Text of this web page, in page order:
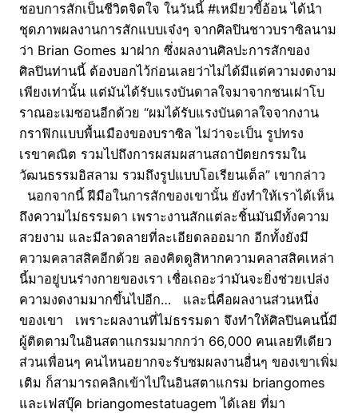
ชอบการสักเป็นชีวิตจิตใจ ในวันนี้ #เหมียวขี้อ้อน ได้นำ
ชุดภาพผลงานการสักแบบเจ๋งๆ จากศิลปินชาวบราซิลนาม
ว่า Brian Gomes มาฝาก ซึ่งผลงานศิลปะการสักของ
ศิลปินท่านนี้ ต้องบอกไว้ก่อนเลยว่าไม่ได้มีแต่ความงดงาม
เพียงเท่านั้น แต่มันได้รับแรงบันดาลใจมาจากชนเผ่าโบ
ราณอะเมซอนอีกด้วย “ผมได้รับแรงบันดาลใจจากงาน
กราฟิกแบบพื้นเมืองของบราซิล ไม่ว่าจะเป็น รูปทรง
เรขาคณิต รวมไปถึงการผสมผสานสถาปัตยกรรมใน
วัฒนธรรมอิสลาม รวมถึงรูปแบบโอเรียนเต็ล” เขากล่าว
นอกจากนี้ ฝีมือในการสักของเขานั้น ยังทำให้เราได้เห็น
ถึงความไม่ธรรมดา เพราะงานสักแต่ละชิ้นมันมีทั้งความ
สวยงาม และมีลวดลายที่ละเอียดลออมาก อีกทั้งยังมี
ความคลาสสิคอีกด้วย ลองคิดดูสิหากความคลาสสิคเหล่า
นี้มาอยู่บนร่างกายของเรา เชื่อเถอะว่ามันจะยิ่งช่วยเปล่ง
ความงดงามมากขึ้นไปอีก… และนี่คือผลงานส่วนหนึ่ง
ของเขา เพราะผลงานที่ไม่ธรรมดา จึงทำให้ศิลปินคนนี้มี
ผู้ติดตามในอินสตาแกรมมากกว่า 66,000 คนเลยทีเดียว
ส่วนเพื่อนๆ คนไหนอยากจะรับชมผลงานอื่นๆ ของเขาเพิ่ม
เติม ก็สามารถคลิกเข้าไปในอินสตาแกรม briangomes
และเฟสบุ๊ค briangomestatuagem ได้เลย ที่มา